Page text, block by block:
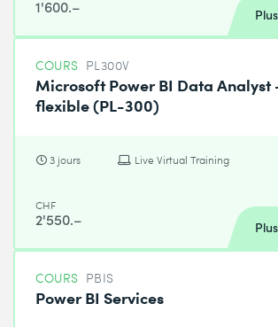
1'600.–
COURS PL300V
Microsoft Power BI Data Analyst
flexible (PL-300)
3 jours Live Virtual Training
CHF
2'550.–
COURS PBIS
Power BI Services